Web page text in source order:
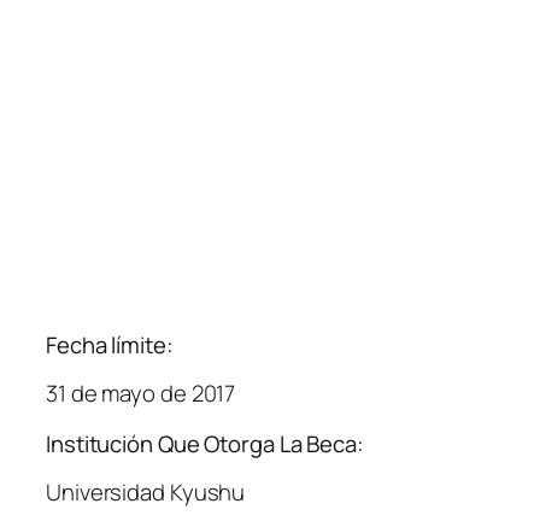
Fecha límite:
31 de mayo de 2017
Institución Que Otorga La Beca:
Universidad Kyushu